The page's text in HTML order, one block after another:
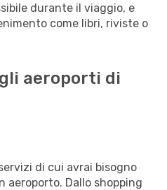
durante il viaggio, e
come libri, riviste o
aeroporti di
di cui avrai bisogno
aeroporto. Dallo shopping